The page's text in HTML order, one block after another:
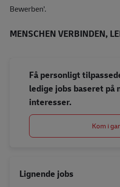
Bewerben'.
MENSCHEN VERBINDEN,
Få personligt
ledige jobs baseret på
interesser.
Kom i
Lignende jobs